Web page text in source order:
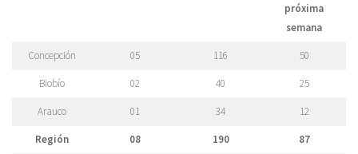
próxima
semana
Concepción 05 116 50
Biobío 02 40 25
Arauco 01 34 12
Región 08 190 87